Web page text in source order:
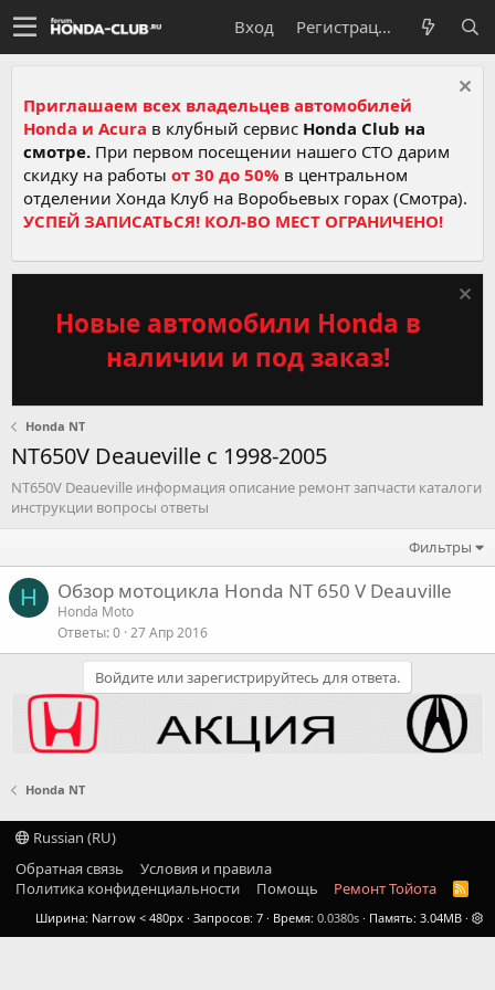
Вход Регистрация
Приглашаем всех владельцев автомобилей
Honda и Acura в клубный сервис Honda Club на
смотре. При первом посещении нашего СТО дарим
скидку на работы от 30 до 50% в центральном
отделении Хонда Клуб на Воробьевых горах (Смотра).
УСПЕЙ ЗАПИСАТЬСЯ! КОЛ-ВО МЕСТ ОГРАНИЧЕНО!
Новые автомобили Honda в
наличии и под заказ!
Honda NT
NT650V Deaueville c 1998-2005
NT650V Deaueville информация описание ремонт запчасти каталоги
инструкции вопросы ответы
Фильтры
H Обзор мотоцикла Honda NT 650 V Deauville
Honda Moto
Ответы 0 27 Апр 2016
Войдите или зарегистрируйтесь для ответа.
Honda NT
Russian (RU)
Обратная связь
Условия и правила
Политика конфиденциальности
Помощь Ремонт Тойота
R
S
S
Ширина Запросов 7 Время 0.0380s Память 3.04MB